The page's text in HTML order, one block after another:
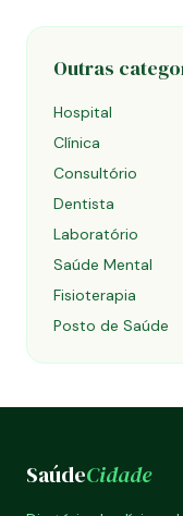
Outras
Hospital
Clínica
Consultório
Dentista
Laboratório
Saúde Mental
Fisioterapia
Posto de Saúde
SaúdeCidade